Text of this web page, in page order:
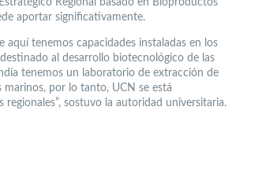
Regional basado en Bioproductos
aportar significativamente.
aquí tenemos capacidades instaladas en los
al desarrollo biotecnológico de las
tenemos un laboratorio de extracción de
por lo tanto, UCN se está
sostuvo la autoridad universitaria.